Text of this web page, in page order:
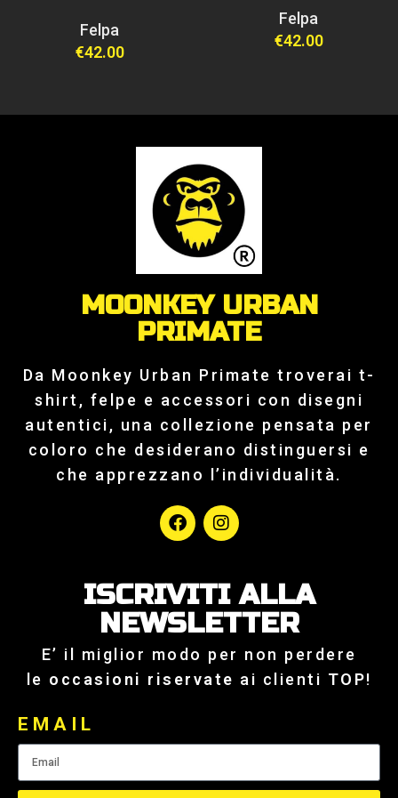
Felpa
€42.00
Felpa
€42.00
MOONKEY URBAN
PRIMATE
Da Moonkey Urban Primate troverai t-
shirt, felpe e accessori con disegni
autentici, una collezione pensata per
coloro che desiderano distinguersi e
che apprezzano l’individualità.
ISCRIVITI ALLA
NEWSLETTER
E’ il miglior modo per non perdere
le occasioni riservate ai clienti TOP!
EMAIL